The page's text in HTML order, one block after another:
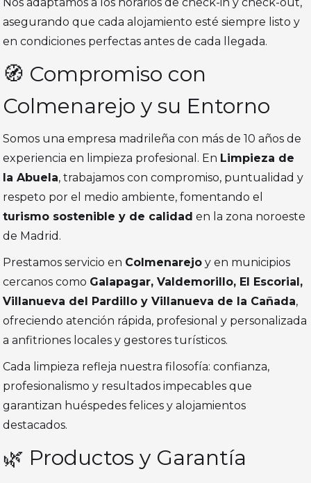
Nos adaptamos a los horarios de check-in y check-out,
asegurando que cada alojamiento esté siempre listo y
en condiciones perfectas antes de cada llegada.
🧭 Compromiso con
Colmenarejo y su Entorno
Somos una empresa madrileña con más de 10 años de
experiencia en limpieza profesional. En Limpieza de
la Abuela, trabajamos con compromiso, puntualidad y
respeto por el medio ambiente, fomentando el
turismo sostenible y de calidad en la zona noroeste
de Madrid.
Prestamos servicio en Colmenarejo y en municipios
cercanos como Galapagar, Valdemorillo, El Escorial,
Villanueva del Pardillo y Villanueva de la Cañada,
ofreciendo atención rápida, profesional y personalizada
a anfitriones locales y gestores turísticos.
Cada limpieza refleja nuestra filosofía: confianza,
profesionalismo y resultados impecables que
garantizan huéspedes felices y alojamientos
destacados.
🌿 Productos y Garantía